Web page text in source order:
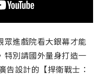
眾進戲院看大銀幕才能
特別請國外量身打造一
告設計的【捍衛戰士：